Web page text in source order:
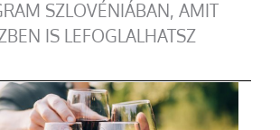
SZLOVÉNIÁBAN, AMIT
IS LEFOGLALHATSZ